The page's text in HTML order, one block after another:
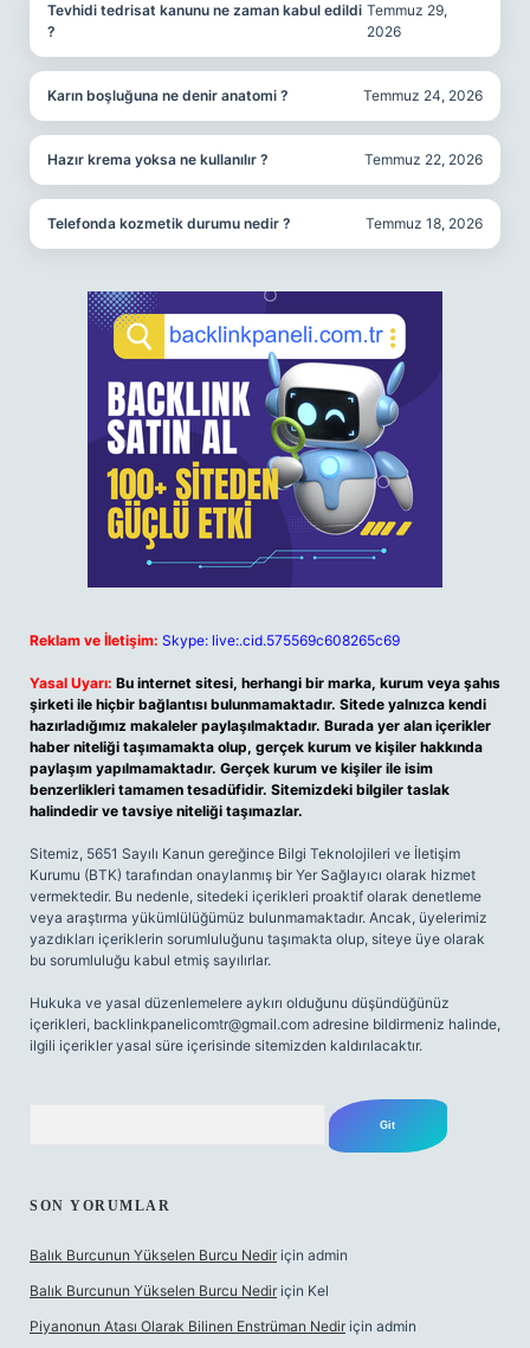
Tevhidi tedrisat kanunu ne zaman kabul edildi
?
Temmuz 29,
2026
Karın boşluğuna ne denir anatomi ? Temmuz 24, 2026
Hazır krema yoksa ne kullanılır ? Temmuz 22, 2026
Telefonda kozmetik durumu nedir ? Temmuz 18, 2026
Reklam ve İletişim: Skype: live:.cid.575569c608265c69
Yasal Uyarı: Bu internet sitesi, herhangi bir marka, kurum veya şahıs
şirketi ile hiçbir bağlantısı bulunmamaktadır. Sitede yalnızca kendi
hazırladığımız makaleler paylaşılmaktadır. Burada yer alan içerikler
haber niteliği taşımamakta olup, gerçek kurum ve kişiler hakkında
paylaşım yapılmamaktadır. Gerçek kurum ve kişiler ile isim
benzerlikleri tamamen tesadüfidir. Sitemizdeki bilgiler taslak
halindedir ve tavsiye niteliği taşımazlar.
Sitemiz, 5651 Sayılı Kanun gereğince Bilgi Teknolojileri ve İletişim
Kurumu (BTK) tarafından onaylanmış bir Yer Sağlayıcı olarak hizmet
vermektedir. Bu nedenle, sitedeki içerikleri proaktif olarak denetleme
veya araştırma yükümlülüğümüz bulunmamaktadır. Ancak, üyelerimiz
yazdıkları içeriklerin sorumluluğunu taşımakta olup, siteye üye olarak
bu sorumluluğu kabul etmiş sayılırlar.
Hukuka ve yasal düzenlemelere aykırı olduğunu düşündüğünüz
içerikleri, backlinkpanelicomtr@gmail.com adresine bildirmeniz halinde,
ilgili içerikler yasal süre içerisinde sitemizden kaldırılacaktır.
SON YORUMLAR
Balık Burcunun Yükselen Burcu Nedir için admin
Balık Burcunun Yükselen Burcu Nedir için Kel
Piyanonun Atası Olarak Bilinen Enstrüman Nedir için admin